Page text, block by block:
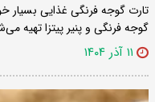
تارت گوجه فرنگی غذایی بسیار
گوجه فرنگی و پنیر پیتزا تهیه
۱۱ آذر ۱۴۰۴